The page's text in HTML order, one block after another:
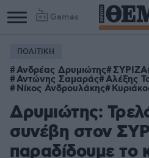
Games
ΠΟΛΙΤΙΚΗ
Ανδρέας Δρυμιώτης ΣΥΡΙΖΑ
Αντώνης Σαμαράς Αλέξης
Νίκος Ανδρουλάκης
Δρυμιώτης:
συνέβη στον
παραδίδουμε το